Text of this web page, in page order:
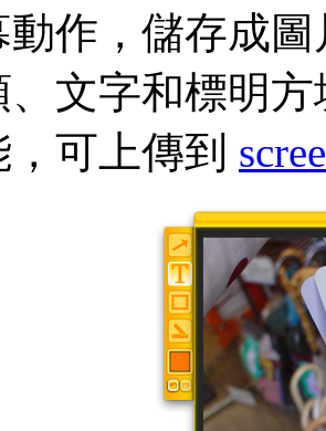
作，儲存成
、文字和標明
可上傳到